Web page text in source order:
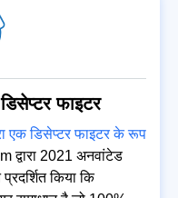
फाइटर
एक डिसेप्टर फाइटर के रूप
द्वारा 2021 अनवांटेड
किया कि